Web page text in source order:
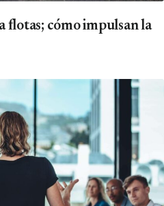
flotas; cómo impulsan la